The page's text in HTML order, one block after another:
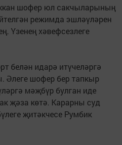
шофер юл сакчыларының
режимда эшләүләрен
Үзенең хәвефсезлеге
белән идарә итүчеләргә
шофер бер тапкыр
мәҗбүр булган иде
җәза көтә. Карарны суд
җитәкчесе Румбик